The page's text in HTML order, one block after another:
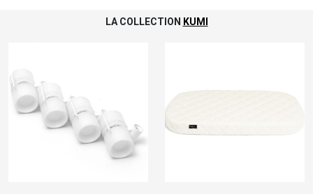
LA COLLECTION KUMI